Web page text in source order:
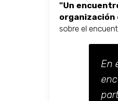
"Un
organización
sobre el
En